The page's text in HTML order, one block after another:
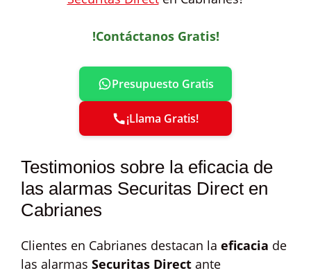
!Contáctanos Gratis!
Presupuesto Gratis
¡Llama Gratis!
Testimonios sobre la eficacia de
las alarmas Securitas Direct en
Cabrianes
Clientes en Cabrianes destacan la eficacia de
las alarmas Securitas Direct ante